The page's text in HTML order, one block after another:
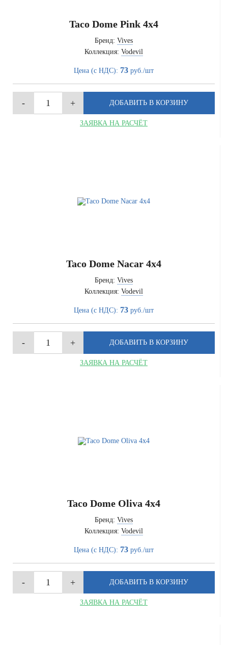
Taco Dome Pink 4x4
Бренд: Vives
Коллекция: Vodevil
Цена (с НДС): 73 руб./шт
ЗАЯВКА НА РАСЧЁТ
Taco Dome Nacar 4x4
Бренд: Vives
Коллекция: Vodevil
Цена (с НДС): 73 руб./шт
ЗАЯВКА НА РАСЧЁТ
Taco Dome Oliva 4x4
Бренд: Vives
Коллекция: Vodevil
Цена (с НДС): 73 руб./шт
ЗАЯВКА НА РАСЧЁТ